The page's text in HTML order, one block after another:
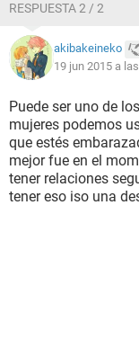
RESPUESTA 2 / 2
akibakeineko
19 jun 2015 a
Puede ser uno de
mujeres podemos
que estés
mejor fue en el
tener relaciones
tener eso iso una